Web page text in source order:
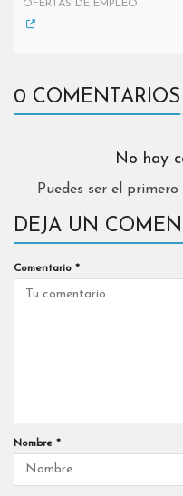
OFERTAS DE EMPLEO
0 COMENTARIOS
No hay
Puedes ser el
DEJA UN
Comentario *
Nombre *